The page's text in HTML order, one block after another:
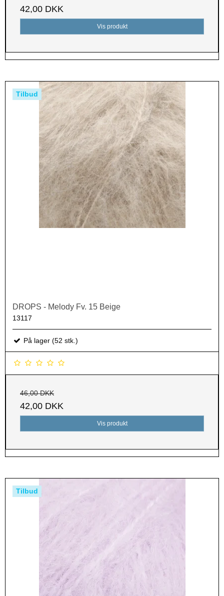
42,00 DKK
Vis produkt
Tilbud
DROPS - Melody Fv. 15 Beige
13117
På lager (52 stk.)
46,00 DKK
42,00 DKK
Vis produkt
Tilbud